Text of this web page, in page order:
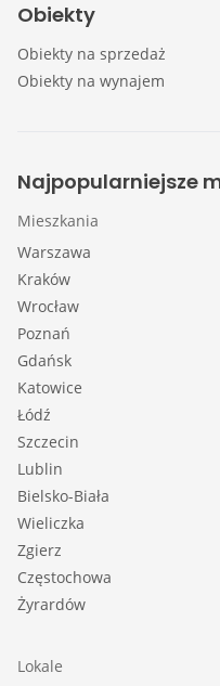
Obiekty
Obiekty na sprzedaż
Obiekty na wynajem
Najpopularniejsze
Mieszkania
Warszawa
Kraków
Wrocław
Poznań
Gdańsk
Katowice
Łódź
Szczecin
Lublin
Bielsko-Biała
Wieliczka
Zgierz
Częstochowa
Żyrardów
Lokale